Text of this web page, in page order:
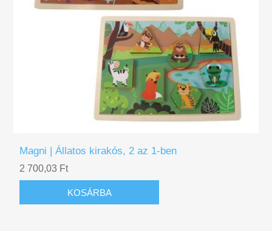
Magni | Állatos kirakós, 2 az 1-ben
2 700,03 Ft
KOSÁRBA